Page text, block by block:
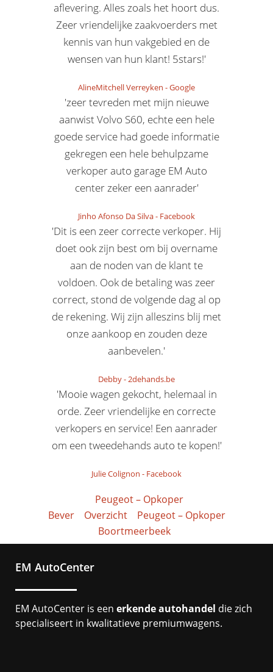
aflevering. Alles zoals het hoort dus.
Zeer vriendelijke zaakvoerders met
kennis van hun vakgebied en de
wensen van hun klant! 5stars!'
AlineMitchell Verreyken -Google
'zeer tevreden met mijn nieuwe
aanwist Volvo S60, echte een hele
goede service had goede informatie
gekregen een hele behulpzame
verkoper auto garage EM Auto
center zeker een aanrader'
Jinho Afonso Da Silva- Facebook
'Dit is een zeer correcte verkoper. Hij
doet ook zijn best om bij overname
aan de noden van de klant te
voldoen. Ook de betaling was zeer
correct, stond de volgende dag al op
de rekening. Wij zijn alleszins blij met
onze aankoop en zouden deze
aanbevelen.'
Debby-2dehands.be
'Mooie wagen gekocht, helemaal in
orde. Zeer vriendelijke en correcte
verkopers en service! Een aanrader
om een tweedehands auto te kopen!'
Julie Colignon - Facebook
Peugeot – Opkoper
Bever
Overzicht
Peugeot – Opkoper
Boortmeerbeek
EM AutoCenter
EM AutoCenter is een erkende autohandel die zich
specialiseert in kwalitatieve premiumwagens.